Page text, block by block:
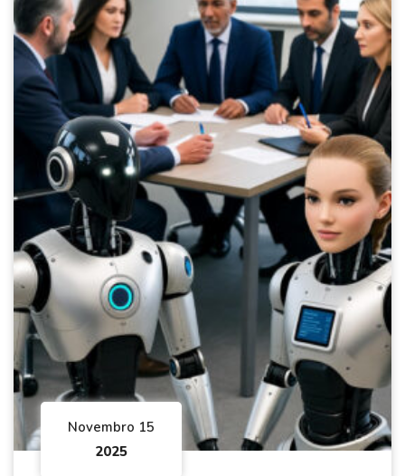
Novembro 15
2025